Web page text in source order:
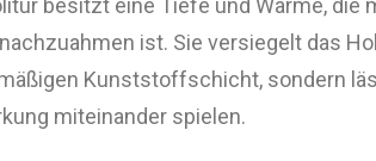
besitzt eine Tiefe und Wärme, die
ist. Sie versiegelt das
Kunststoffschicht, sondern
miteinander spielen.